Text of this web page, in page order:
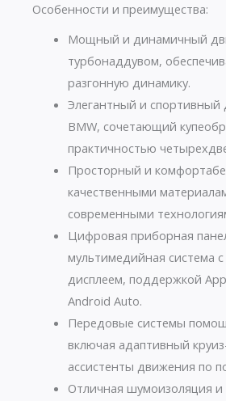
Особенности и преимущества:
Мощный и динамичный
турбонаддувом,
разгонную динамику.
Элегантный и спортивный
BMW, сочетающий
практичностью
Просторный и
качественными
современными
Цифровая приборная
мультимедийная система
дисплеем, поддержкой
Android Auto.
Передовые системы
включая адаптивный
ассистенты движения по
Отличная шумоизоляция